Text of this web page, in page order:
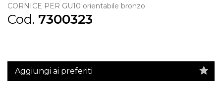
CORNICE PER GU10 orientabile bronzo
Cod. 7300323
Aggiungi ai preferiti